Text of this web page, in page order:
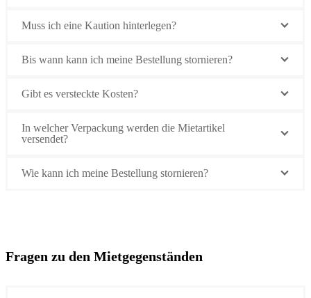
Muss ich eine Kaution hinterlegen?
Bis wann kann ich meine Bestellung stornieren?
Gibt es versteckte Kosten?
In welcher Verpackung werden die Mietartikel
versendet?
Wie kann ich meine Bestellung stornieren?
Fragen zu den Mietgegenständen